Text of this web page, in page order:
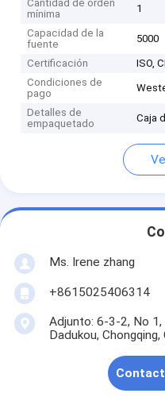
Cantidad de orden
mínima
1
Capacidad de la
fuente
5000
Certificación
ISO,
Condiciones de
pago
Detalles de
empaquetado
Caja
Ms. Irene zhang
+8615025406314
Adjunto: 6-3-2, No
Dadukou, Chongqing,